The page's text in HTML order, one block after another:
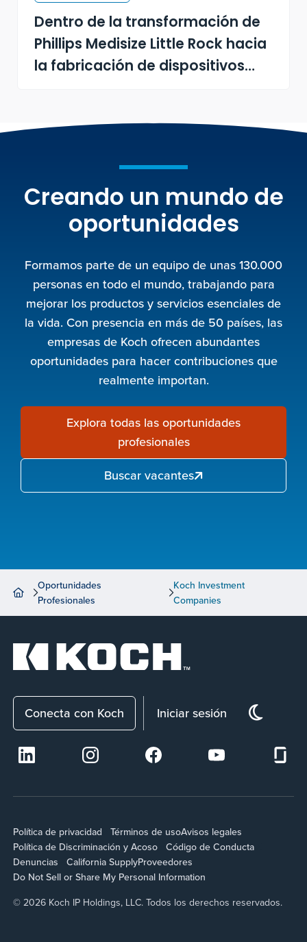
Dentro de la transformación de
Phillips Medisize Little Rock hacia
la fabricación de dispositivos
Creando un mundo de
oportunidades
Formamos parte de un equipo de unas 130.000
personas en todo el mundo, trabajando para
mejorar los productos y servicios esenciales de
la vida. Con presencia en más de 50 países, las
empresas de Koch ofrecen abundantes
oportunidades para hacer contribuciones que
realmente importan.
Explora todas las oportunidades
profesionales
Buscar vacantes
Oportunidades
Profesionales
Koch Investment
Companies
Conecta con Koch Iniciar sesión
Política de privacidad Términos de usoAvisos legales
Política de Discriminación y Acoso
Código de Conducta
Denuncias
California SupplyProveedores
Do Not Sell or Share My Personal Information
© 2026 Koch IP Holdings, LLC. Todos los derechos reservados.